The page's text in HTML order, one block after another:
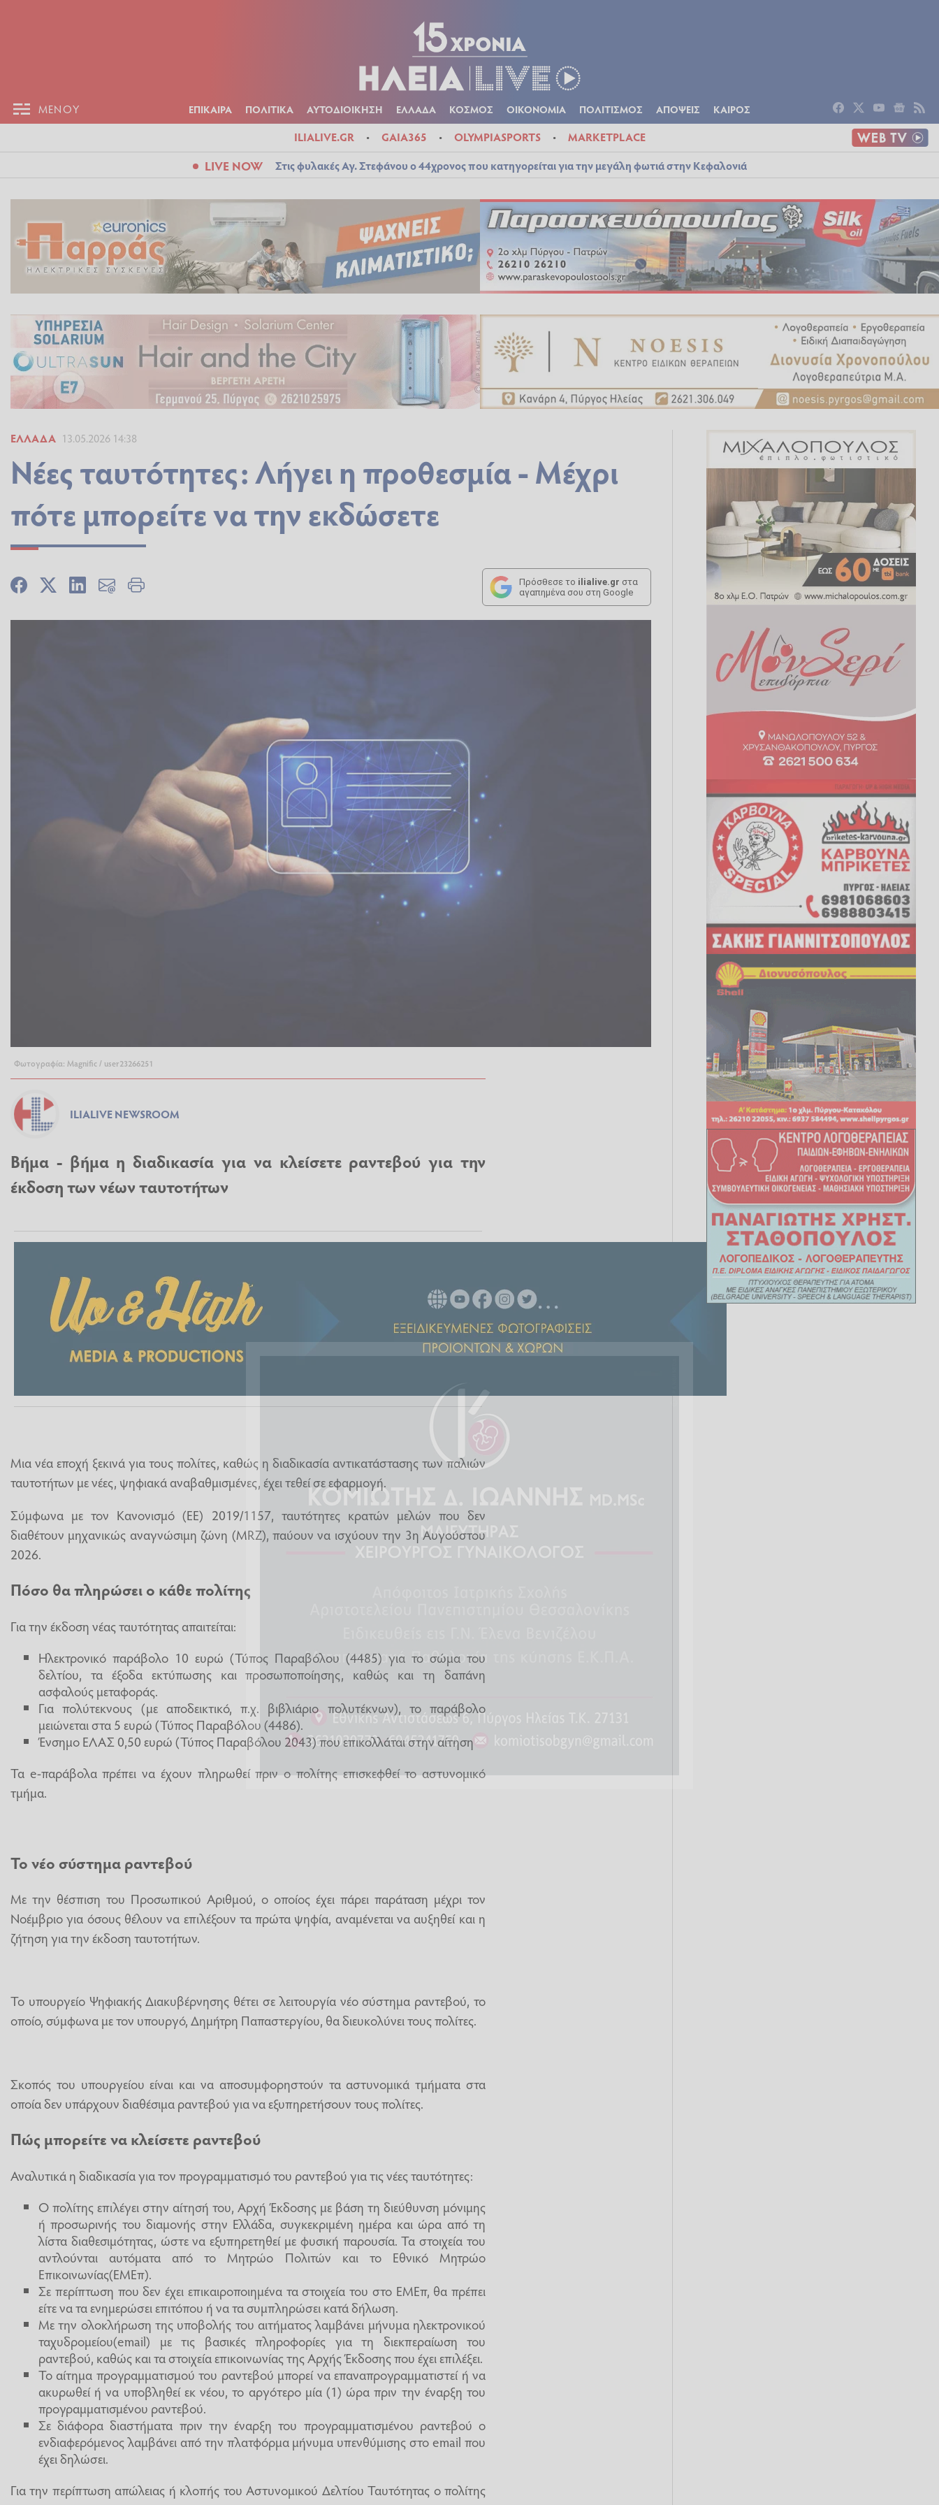
ΜΕΝΟΥ ΕΠΙΚΑΙΡΑ ΠΟΛΙΤΙΚΑ ΑΥΤΟΔΙΟΙΚΗΣΗ ΕΛΛΑΔΑ ΚΟΣΜΟΣ ΟΙΚΟΝΟΜΙΑ ΠΟΛΙΤΙΣΜΟΣ ΑΠΟΨΕΙΣ ΚΑΙΡΟΣ
ILIALIVE.GR GAIA365 OLYMPIASPORTS MARKETPLACE
LIVE NOW Στις φυλακές Αγ. Στεφάνου ο 44χρονος που κατηγορείται για την μεγάλη φωτιά στην Κεφαλονιά
ΕΛΛΆΔΑ 13.05.2026 14:38
Νέες ταυτότητες: Λήγει η προθεσμία - Μέχρι
πότε μπορείτε να την εκδώσετε
Πρόσθεσε το ilialive.gr στα
αγαπημένα σου στη Google
Φωτογραφία: Magnific / user23266251
ILIALIVE NEWSROOM
Βήμα - βήμα η διαδικασία για να κλείσετε ραντεβού για την
έκδοση των νέων ταυτοτήτων
Μια νέα εποχή ξεκινά για τους πολίτες, καθώς η διαδικασία αντικατάστασης των παλιών
ταυτοτήτων με νέες, ψηφιακά αναβαθμισμένες, έχει τεθεί σε εφαρμογή.
Σύμφωνα με τον Κανονισμό (ΕΕ) 2019/1157, ταυτότητες κρατών μελών που δεν
διαθέτουν μηχανικώς αναγνώσιμη ζώνη (MRZ), παύουν να ισχύουν την 3η Αυγούστου
2026.
Πόσο θα πληρώσει ο κάθε πολίτης
Για την έκδοση νέας ταυτότητας απαιτείται:
Ηλεκτρονικό παράβολο 10 ευρώ (Τύπος Παραβόλου (4485) για το σώμα του
δελτίου, τα έξοδα εκτύπωσης και προσωποποίησης, καθώς και τη δαπάνη
ασφαλούς μεταφοράς.
Για πολύτεκνους (με αποδεικτικό, π.χ. βιβλιάριο πολυτέκνων), το παράβολο
μειώνεται στα 5 ευρώ (Τύπος Παραβόλου (4486).
Ένσημο ΕΛΑΣ 0,50 ευρώ (Τύπος Παραβόλου 2043) που επικολλάται στην αίτηση
Τα e-παράβολα πρέπει να έχουν πληρωθεί πριν ο πολίτης επισκεφθεί το αστυνομικό
τμήμα.
Το νέο σύστημα ραντεβού
Με την θέσπιση του Προσωπικού Αριθμού, ο οποίος έχει πάρει παράταση μέχρι τον
Νοέμβριο για όσους θέλουν να επιλέξουν τα πρώτα ψηφία, αναμένεται να αυξηθεί και η
ζήτηση για την έκδοση ταυτοτήτων.
Το υπουργείο Ψηφιακής Διακυβέρνησης θέτει σε λειτουργία νέο σύστημα ραντεβού, το
οποίο, σύμφωνα με τον υπουργό, Δημήτρη Παπαστεργίου, θα διευκολύνει τους πολίτες.
Σκοπός του υπουργείου είναι και να αποσυμφορηστούν τα αστυνομικά τμήματα στα
οποία δεν υπάρχουν διαθέσιμα ραντεβού για να εξυπηρετήσουν τους πολίτες.
Πώς μπορείτε να κλείσετε ραντεβού
Αναλυτικά η διαδικασία για τον προγραμματισμό του ραντεβού για τις νέες ταυτότητες:
Ο πολίτης επιλέγει στην αίτησή του, Αρχή Έκδοσης με βάση τη διεύθυνση μόνιμης
ή προσωρινής του διαμονής στην Ελλάδα, συγκεκριμένη ημέρα και ώρα από τη
λίστα διαθεσιμότητας, ώστε να εξυπηρετηθεί με φυσική παρουσία. Τα στοιχεία του
αντλούνται αυτόματα από το Μητρώο Πολιτών και το Εθνικό Μητρώο
Επικοινωνίας(ΕΜΕπ).
Σε περίπτωση που δεν έχει επικαιροποιημένα τα στοιχεία του στο ΕΜΕπ, θα πρέπει
είτε να τα ενημερώσει επιτόπου ή να τα συμπληρώσει κατά δήλωση.
Με την ολοκλήρωση της υποβολής του αιτήματος λαμβάνει μήνυμα ηλεκτρονικού
ταχυδρομείου(email) με τις βασικές πληροφορίες για τη διεκπεραίωση του
ραντεβού, καθώς και τα στοιχεία επικοινωνίας της Αρχής Έκδοσης που έχει επιλέξει.
Το αίτημα προγραμματισμού του ραντεβού μπορεί να επαναπρογραμματιστεί ή να
ακυρωθεί ή να υποβληθεί εκ νέου, το αργότερο μία (1) ώρα πριν την έναρξη του
προγραμματισμένου ραντεβού.
Σε διάφορα διαστήματα πριν την έναρξη του προγραμματισμένου ραντεβού ο
ενδιαφερόμενος λαμβάνει από την πλατφόρμα μήνυμα υπενθύμισης στο email που
έχει δηλώσει.
Για την περίπτωση απώλειας ή κλοπής του Αστυνομικού Δελτίου Ταυτότητας ο πολίτης